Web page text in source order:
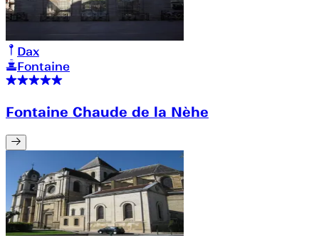
Dax
Fontaine
Fontaine Chaude de la Nèhe